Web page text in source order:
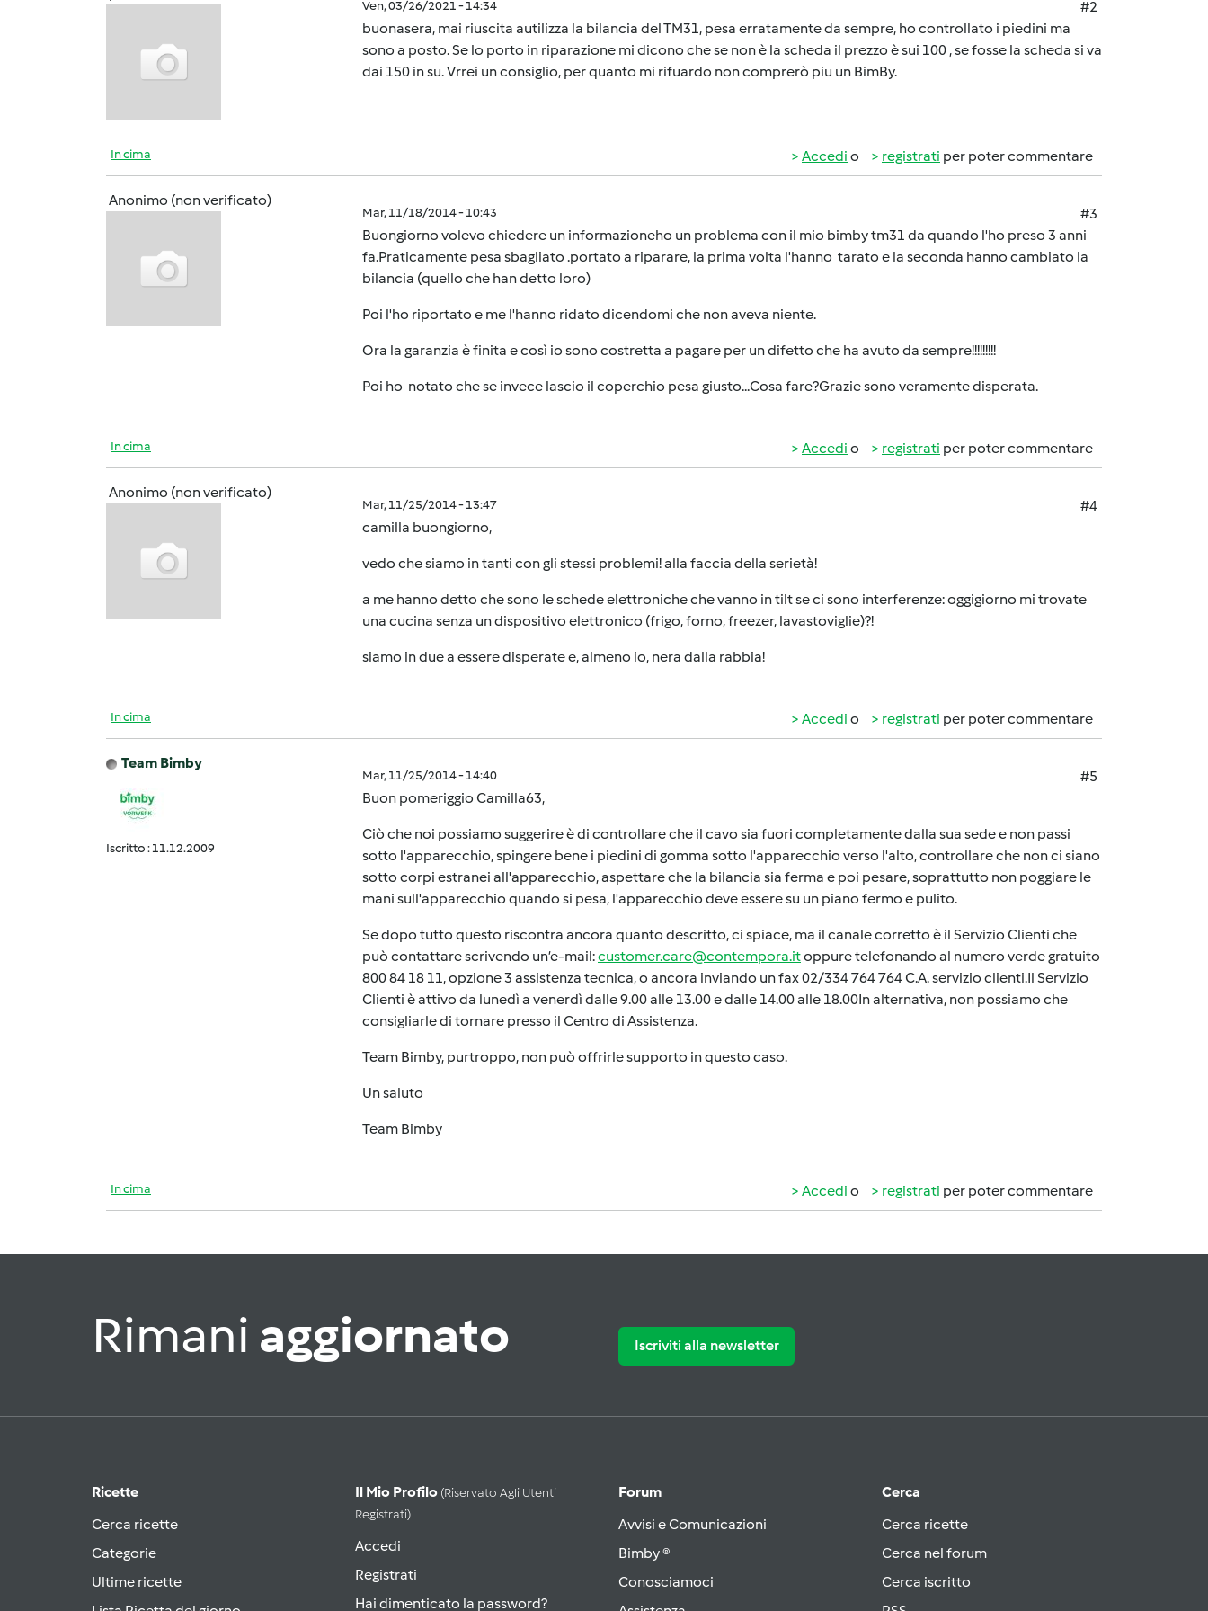
Ven, 03/26/2021 - 14:34
#2
buonasera, mai riuscita autilizza la bilancia del TM31, pesa erratamente da sempre, ho controllato i piedini ma
sono a posto. Se lo porto in riparazione mi dicono che se non è la scheda il prezzo è sui 100 , se fosse la scheda si va
dai 150 in su. Vrrei un consiglio, per quanto mi rifuardo non comprerò piu un BimBy.
In cima Accedi o registrati per poter commentare
Anonimo (non verificato)
Mar, 11/18/2014 - 10:43
#3
Buongiorno volevo chiedere un informazioneho un problema con il mio bimby tm31 da quando l'ho preso 3 anni
fa.Praticamente pesa sbagliato .portato a riparare, la prima volta l'hanno tarato e la seconda hanno cambiato la
bilancia (quello che han detto loro)
Poi l'ho riportato e me l'hanno ridato dicendomi che non aveva niente.
Ora la garanzia è finita e così io sono costretta a pagare per un difetto che ha avuto da sempre!!!!!!!!!
Poi ho notato che se invece lascio il coperchio pesa giusto...Cosa fare?Grazie sono veramente disperata.
In cima Accedi o registrati per poter commentare
Anonimo (non verificato)
Mar, 11/25/2014 - 13:47
#4
camilla buongiorno,
vedo che siamo in tanti con gli stessi problemi! alla faccia della serietà!
a me hanno detto che sono le schede elettroniche che vanno in tilt se ci sono interferenze: oggigiorno mi trovate
una cucina senza un dispositivo elettronico (frigo, forno, freezer, lavastoviglie)?!
siamo in due a essere disperate e, almeno io, nera dalla rabbia!
In cima Accedi o registrati per poter commentare
Team Bimby
Iscritto : 11.12.2009
Mar, 11/25/2014 - 14:40
#5
Buon pomeriggio Camilla63,
Ciò che noi possiamo suggerire è di controllare che il cavo sia fuori completamente dalla sua sede e non passi
sotto l'apparecchio, spingere bene i piedini di gomma sotto l'apparecchio verso l'alto, controllare che non ci siano
sotto corpi estranei all'apparecchio, aspettare che la bilancia sia ferma e poi pesare, soprattutto non poggiare le
mani sull'apparecchio quando si pesa, l'apparecchio deve essere su un piano fermo e pulito.
Se dopo tutto questo riscontra ancora quanto descritto, ci spiace, ma il canale corretto è il Servizio Clienti che
può contattare scrivendo un’e-mail:customer.care@contempora.itoppure telefonando al numero verde gratuito
800 84 18 11, opzione 3 assistenza tecnica, o ancora inviando un fax 02/334 764 764 C.A. servizio clienti.Il Servizio
Clienti è attivo da lunedì a venerdì dalle 9.00 alle 13.00 e dalle 14.00 alle 18.00In alternativa, non possiamo che
consigliarle di tornare presso il Centro di Assistenza.
Team Bimby, purtroppo, non può offrirle supporto in questo caso.
Un saluto
Team Bimby
In cima Accedi o registrati per poter commentare
Rimani aggiornato Iscriviti alla newsletter
Ricette
Cerca ricette
Categorie
Ultime ricette
Il Mio Profilo (riservato Agli Utenti
Registrati)
Accedi
Registrati
Hai dimenticato la password?
Forum
Avvisi e Comunicazioni
Bimby ®
Conosciamoci
Cerca
Cerca ricette
Cerca nel forum
Cerca iscritto